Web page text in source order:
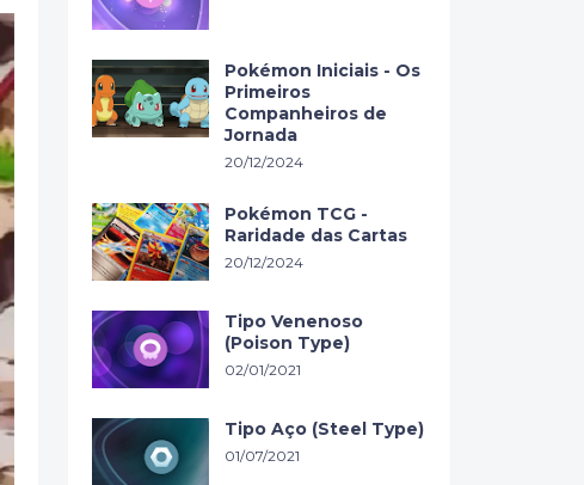
Pokémon Iniciais - Os
Primeiros
Companheiros de
Jornada
20/12/2024
Pokémon TCG -
Raridade das Cartas
20/12/2024
Tipo Venenoso
(Poison Type)
02/01/2021
Tipo Aço (Steel Type)
01/07/2021